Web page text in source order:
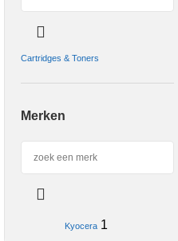
Cartridges & Toners
Merken
Kyocera 1